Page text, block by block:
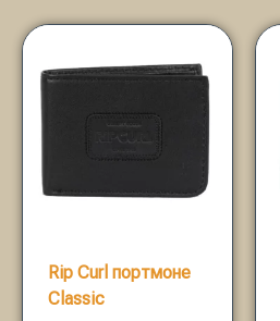
Rip Curl портмоне
Classic